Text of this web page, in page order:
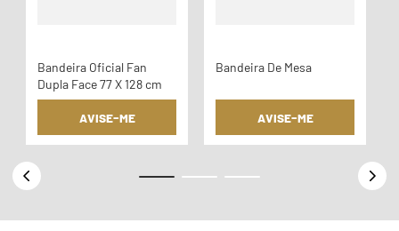
Bandeira Oficial Fan
Dupla Face 77 X 128 cm
AVISE-ME
Bandeira De Mesa
AVISE-ME